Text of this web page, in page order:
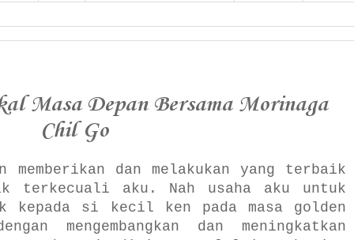
Masa Depan Bersama Morinaga
Chil Go
dan melakukan yang terbaik
terkecuali aku. Nah usaha aku untuk
kepada si kecil ken pada masa golden
mengembangkan dan meningkatkan